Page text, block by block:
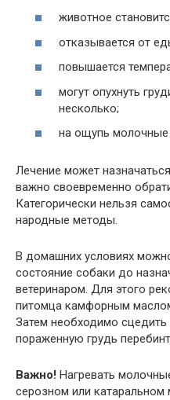
животное
отказывается от
повышается
могут опухнуть
несколько;
на ощупь молочные
Лечение может
важно своевременно
Категорически нельзя
народные методы.
В домашних условиях
состояние собаки до
ветеринаром. Для этого
питомца камфорным
Затем необходимо
пораженную грудь
Важно! Нагревать
серозном или катаральном